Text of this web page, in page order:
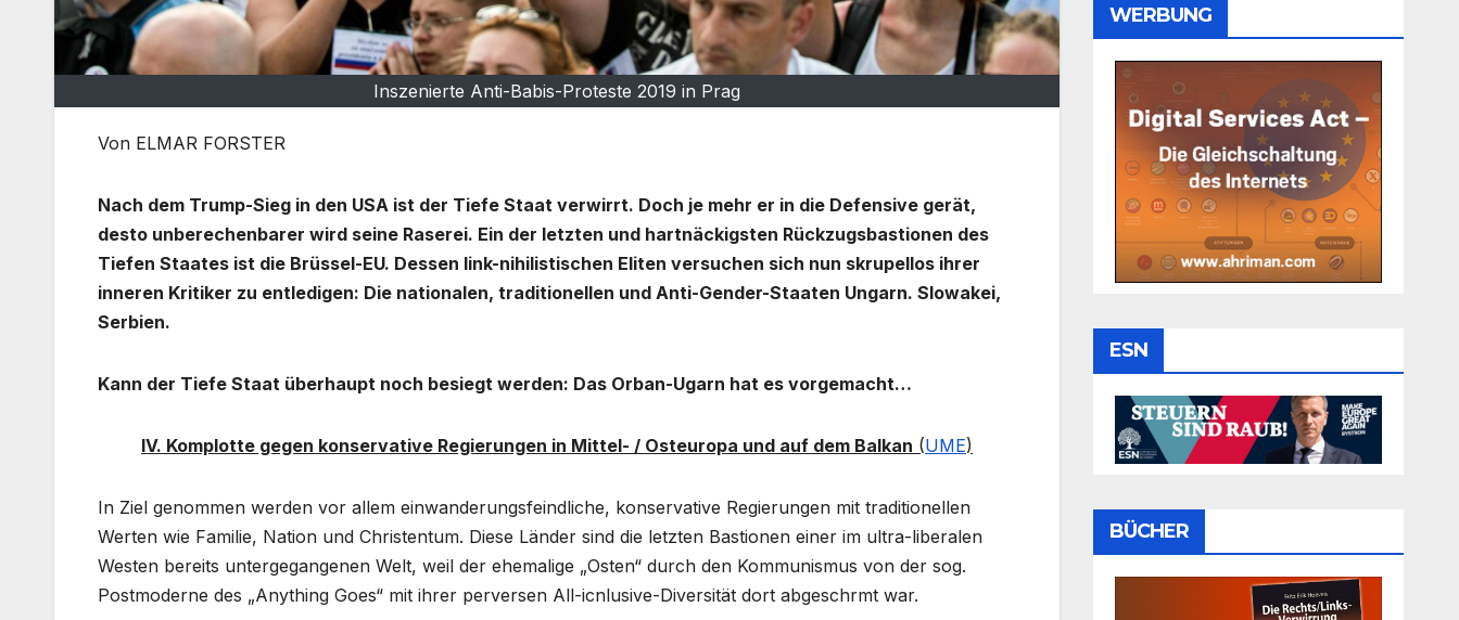
Inszenierte Anti-Babis-Proteste 2019 in Prag
Von ELMAR FORSTER
Nach dem Trump-Sieg in den USA ist der Tiefe Staat verwirrt. Doch je mehr er in die Defensive gerät,
desto unberechenbarer wird seine Raserei. Ein der letzten und hartnäckigsten Rückzugsbastionen des
Tiefen Staates ist die Brüssel-EU. Dessen link-nihilistischen Eliten versuchen sich nun skrupellos ihrer
inneren Kritiker zu entledigen: Die nationalen, traditionellen und Anti-Gender-Staaten Ungarn. Slowakei,
Serbien.
Kann der Tiefe Staat überhaupt noch besiegt werden: Das Orban-Ugarn hat es vorgemacht…
IV. Komplotte gegen konservative Regierungen in Mittel- / Osteuropa und auf dem Balkan (UME)
In Ziel genommen werden vor allem einwanderungsfeindliche, konservative Regierungen mit traditionellen
Werten wie Familie, Nation und Christentum. Diese Länder sind die letzten Bastionen einer im ultra-liberalen
Westen bereits untergegangenen Welt, weil der ehemalige „Osten“ durch den Kommunismus von der sog.
Postmoderne des „Anything Goes“ mit ihrer perversen All-icnlusive-Diversität dort abgeschrmt war.
WERBUNG
ESN
BÜCHER